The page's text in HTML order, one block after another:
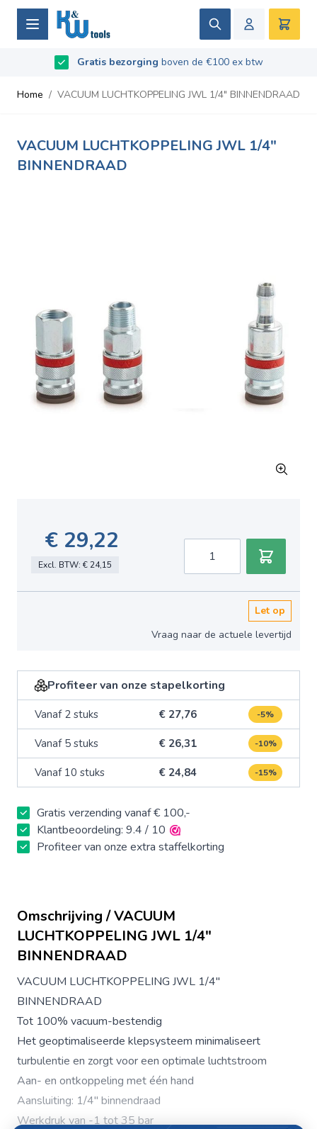
Ga naar de inhoud
Zoek
Gratis bezorging boven de €100 ex btw
Beoordeeld met9.5/10- Gebaseerd op 669 recensies
Home / VACUUM LUCHTKOPPELING JWL 1/4" BINNENDRAAD
VACUUM LUCHTKOPPELING JWL 1/4"
BINNENDRAAD
€ 29,22
Excl. BTW: € 24,15
Let op
Vraag naar de actuele levertijd
Profiteer van onze stapelkorting
Vanaf 2 stuks € 27,76 -5%
Vanaf 5 stuks € 26,31 -10%
Vanaf 10 stuks € 24,84 -15%
Gratis verzending vanaf € 100,-
Klantbeoordeling: 9.4 / 10
Profiteer van onze extra staffelkorting
Omschrijving / VACUUM
LUCHTKOPPELING JWL 1/4"
BINNENDRAAD
VACUUM LUCHTKOPPELING JWL 1/4"
BINNENDRAAD
Tot 100% vacuum-bestendig
Het geoptimaliseerde klepsysteem minimaliseert
turbulentie en zorgt voor een optimale luchtstroom
Aan- en ontkoppeling met één hand
Aansluiting: 1/4" binnendraad
Werkdruk van -1 tot 35 bar